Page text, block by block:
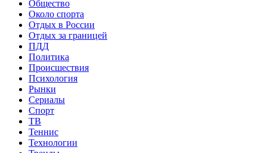
Общество
Около спорта
Отдых в России
Отдых за границей
ПДД
Политика
Происшествия
Психология
Рынки
Сериалы
Спорт
ТВ
Теннис
Технологии